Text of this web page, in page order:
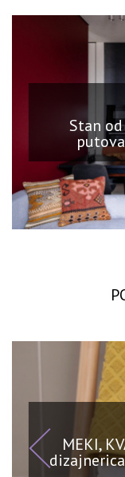
Stan
MEKI,